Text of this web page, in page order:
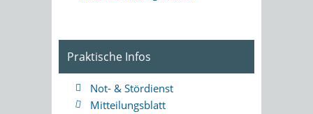
Praktische Infos
Not- & Stördienst
Mitteilungsblatt